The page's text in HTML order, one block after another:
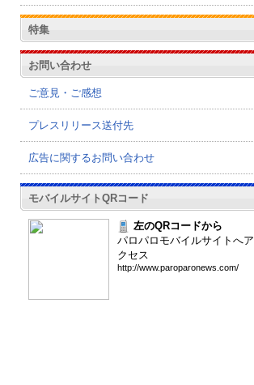
特集
お問い合わせ
ご意見・ご感想
プレスリリース送付先
広告に関するお問い合わせ
モバイルサイトQRコード
左のQRコードから
パロパロモバイルサイトへア
クセス
http://www.paroparonews. com/